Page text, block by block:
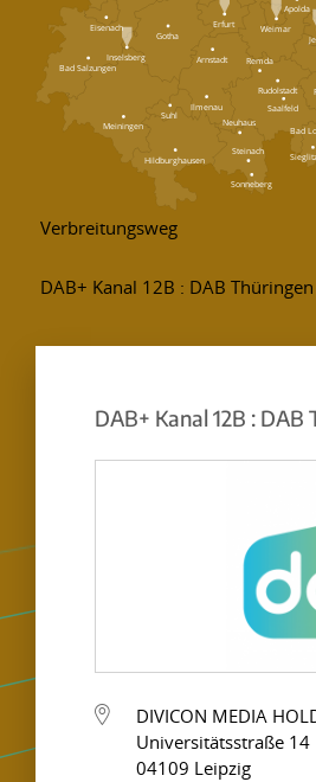
Inselsberg
Bad
Remda
Steinach
Sonneberg
Neuhaus
Hildburghausen
Saalfeld
Rudolstadt
Arnstadt
Ilmenau
Suhl
Meiningen
Bad Salzungen
Apolda
Weimar
Erfurt
Gotha
Eisenach
DAB+ Kanal 12B : DAB
DIVICON MEDIA
Universitätsstraße 14
04109 Leipzig